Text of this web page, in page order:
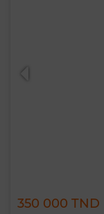
350 000 TND